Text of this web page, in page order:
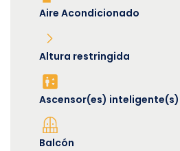
Aire Acondicionado
Altura restringida
Ascensor(es) inteligente(s)
Balcón